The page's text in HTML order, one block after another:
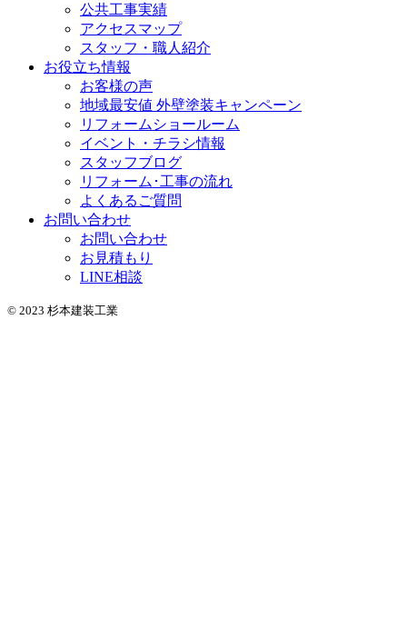
公共工事実績
アクセスマップ
スタッフ・職人紹介
お役立ち情報
お客様の声
地域最安値 外壁塗装キャンペーン
リフォームショールーム
イベント・チラシ情報
スタッフブログ
リフォーム･工事の流れ
よくあるご質問
お問い合わせ
お問い合わせ
お見積もり
LINE相談
© 2023 杉本建装工業